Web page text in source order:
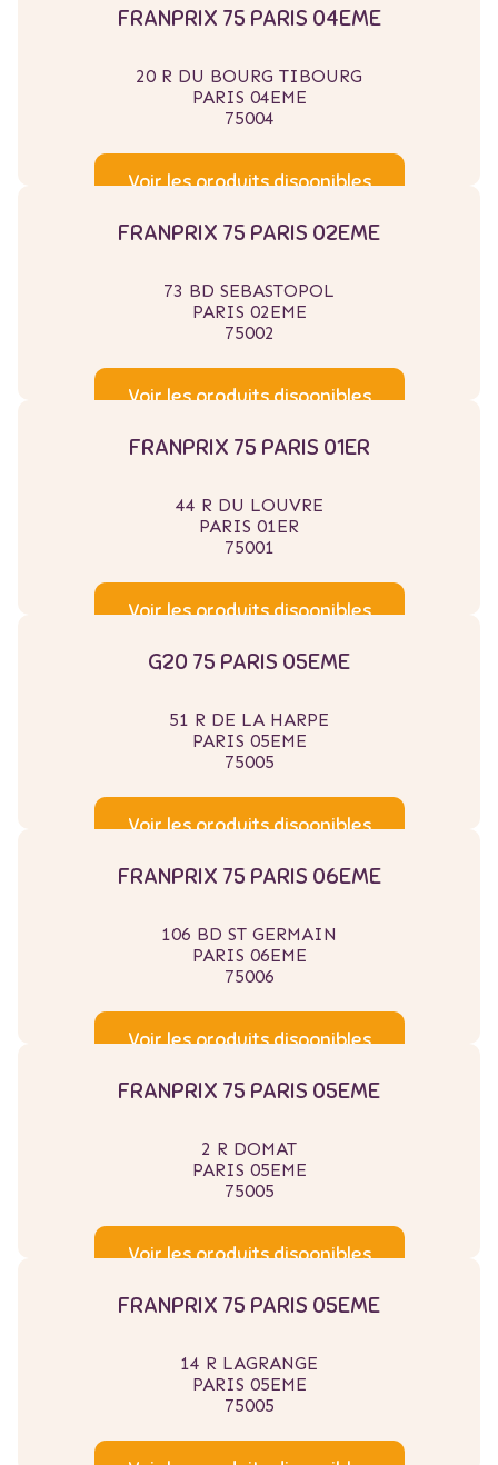
FRANPRIX 75 PARIS 04EME
20 R DU BOURG TIBOURG
PARIS 04EME
75004
Voir les produits disponibles
FRANPRIX 75 PARIS 02EME
73 BD SEBASTOPOL
PARIS 02EME
75002
Voir les produits disponibles
FRANPRIX 75 PARIS 01ER
44 R DU LOUVRE
PARIS 01ER
75001
Voir les produits disponibles
G20 75 PARIS 05EME
51 R DE LA HARPE
PARIS 05EME
75005
Voir les produits disponibles
FRANPRIX 75 PARIS 06EME
106 BD ST GERMAIN
PARIS 06EME
75006
Voir les produits disponibles
FRANPRIX 75 PARIS 05EME
2 R DOMAT
PARIS 05EME
75005
Voir les produits disponibles
FRANPRIX 75 PARIS 05EME
14 R LAGRANGE
PARIS 05EME
75005